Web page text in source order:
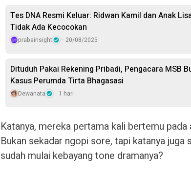
Tes DNA Resmi Keluar: Ridwan Kamil dan Anak
Tidak Ada Kecocokan
prabainsight 20/08/2025
Dituduh Pakai Rekening Pribadi, Pengacara MSB
Kasus Perumda Tirta Bhagasasi
Dewanata 1 hari
Katanya, mereka pertama kali bertemu
Bukan sekadar ngopi sore, tapi katanya juga
sudah mulai kebayang tone dramanya?